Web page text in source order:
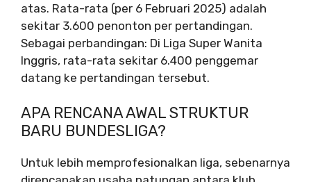
atas. Rata-rata (per 6 Februari 2025) adalah
sekitar 3.600 penonton per pertandingan.
Sebagai perbandingan: Di Liga Super Wanita
Inggris, rata-rata sekitar 6.400 penggemar
datang ke pertandingan tersebut.
APA RENCANA AWAL STRUKTUR
BARU BUNDESLIGA?
Untuk lebih memprofesionalkan liga, sebenarnya